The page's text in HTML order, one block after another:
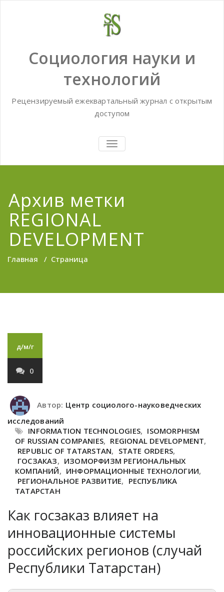
Социология науки и
технологий
Рецензируемый ежеквартальный журнал с открытым
доступом
TOGGLE
NAVIGATION
Архив метки
REGIONAL
DEVELOPMENT
Главная / Страница
д/м/г
0
Автор: Центр социолого-науковедческих
исследований
INFORMATION TECHNOLOGIES, ISOMORPHISM
OF RUSSIAN COMPANIES, REGIONAL DEVELOPMENT,
REPUBLIC OF TATARSTAN, STATE ORDERS,
ГОСЗАКАЗ, ИЗОМОРФИЗМ РЕГИОНАЛЬНЫХ
КОМПАНИЙ, ИНФОРМАЦИОННЫЕ ТЕХНОЛОГИИ,
РЕГИОНАЛЬНОЕ РАЗВИТИЕ, РЕСПУБЛИКА
ТАТАРСТАН
Как госзаказ влияет на
инновационные системы
российских регионов (случай
Республики Татарстан)